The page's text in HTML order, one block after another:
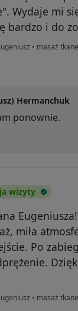
Wydaje mi
bardzo i do
• masaż
Hermanchuk
ponownie.
wizyty
Eugeniusza!
miła
Po
• masaż